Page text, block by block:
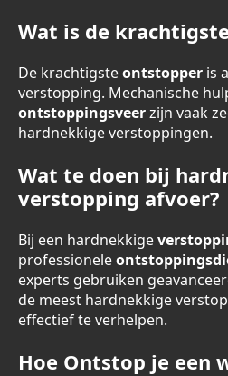
Wat is de
De krachtigsteontstopper is
verstopping. Mechanische
ontstoppingsveerzijn vaak
hardnekkige verstoppingen.
Wat te doen bij
verstopping afvoer?
Bij een hardnekkige
professionele
experts gebruiken
de meest hardnekkige
effectief te verhelpen.
Hoe Ontstop je een